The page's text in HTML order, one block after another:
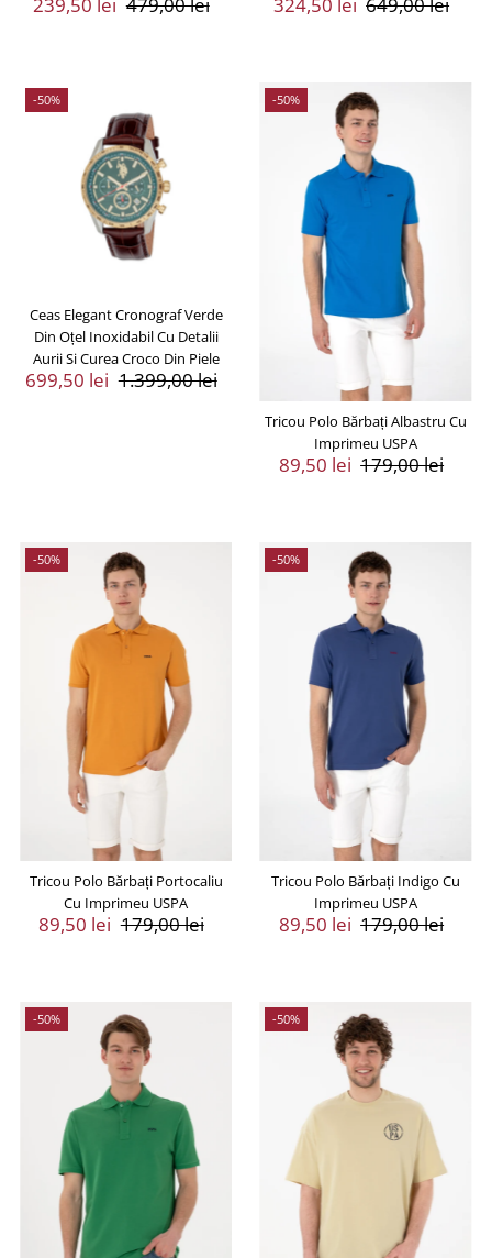
-50%
Ceas Elegant Cronograf Verde
Din Oțel Inoxidabil Cu Detalii
Aurii Si Curea Croco Din Piele
Preț
699,50 lei Preț
1.399,00 lei
-50%
Tricou Polo Bărbați Albastru Cu
Imprimeu USPA
Preț
89,50 lei Preț
179,00 lei
-50%
Tricou Polo Bărbați Portocaliu
Cu Imprimeu USPA
Preț
89,50 lei Preț
179,00 lei
-50%
Tricou Polo Bărbați Indigo Cu
Imprimeu USPA
Preț
89,50 lei Preț
179,00 lei
-50% -50%